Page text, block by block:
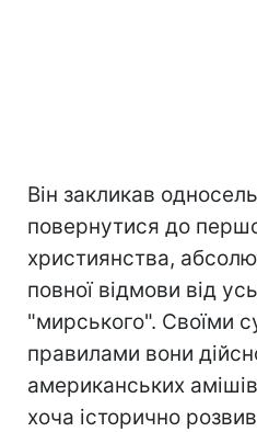
Він закликав
повернутися до
християнства,
повної відмови від
"мирського". Своїми
правилами вони
американських
хоча історично